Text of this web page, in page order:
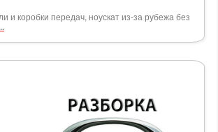
и коробки передач, ноускат из-за рубежа без